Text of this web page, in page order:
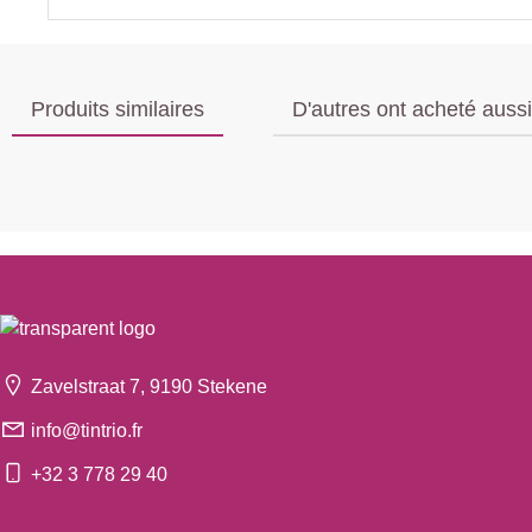
Produits similaires D'autres ont acheté aussi
Zavelstraat 7, 9190 Stekene
info@tintrio.fr
+32 3 778 29 40